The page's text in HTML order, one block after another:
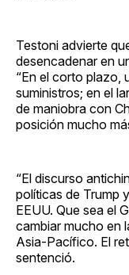
Testoni advierte
desencadenar en
“En el corto plazo,
suministros; en el
de maniobra con
posición mucho
“El discurso
políticas de Trump
EEUU. Que sea el
cambiar mucho en
Asia-Pacífico. El
sentenció.